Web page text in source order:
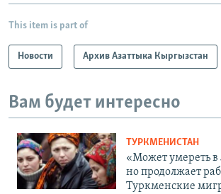
This item is part of
Новости Архив Азаттыка Кыргызстан
Вам будет интересно
ТУРКМЕНИСТАН
«Может умереть
но продолжает
Туркменские